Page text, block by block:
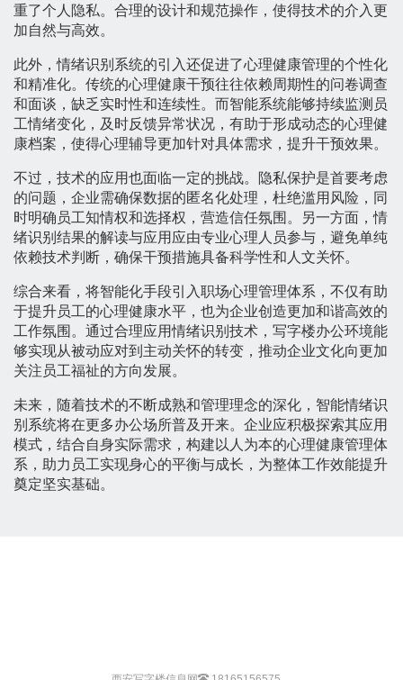
重了个人隐私。合理的设计和规范操作，使得技术的介入更
加自然与高效。
此外，情绪识别系统的引入还促进了心理健康管理的个性化
和精准化。传统的心理健康干预往往依赖周期性的问卷调查
和面谈，缺乏实时性和连续性。而智能系统能够持续监测员
工情绪变化，及时反馈异常状况，有助于形成动态的心理健
康档案，使得心理辅导更加针对具体需求，提升干预效果。
不过，技术的应用也面临一定的挑战。隐私保护是首要考虑
的问题，企业需确保数据的匿名化处理，杜绝滥用风险，同
时明确员工知情权和选择权，营造信任氛围。另一方面，情
绪识别结果的解读与应用应由专业心理人员参与，避免单纯
依赖技术判断，确保干预措施具备科学性和人文关怀。
综合来看，将智能化手段引入职场心理管理体系，不仅有助
于提升员工的心理健康水平，也为企业创造更加和谐高效的
工作氛围。通过合理应用情绪识别技术，写字楼办公环境能
够实现从被动应对到主动关怀的转变，推动企业文化向更加
关注员工福祉的方向发展。
未来，随着技术的不断成熟和管理理念的深化，智能情绪识
别系统将在更多办公场所普及开来。企业应积极探索其应用
模式，结合自身实际需求，构建以人为本的心理健康管理体
系，助力员工实现身心的平衡与成长，为整体工作效能提升
奠定坚实基础。